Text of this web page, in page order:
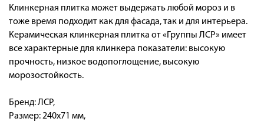
Клинкерная плитка может выдержать любой мороз и в
тоже время подходит как для фасада, так и для интерьера.
Керамическая клинкерная плитка от «Группы ЛСР» имеет
все характерные для клинкера показатели: высокую
прочность, низкое водопоглощение, высокую
морозостойкость.
Бренд: ЛСР,
Размер: 240x71 мм,